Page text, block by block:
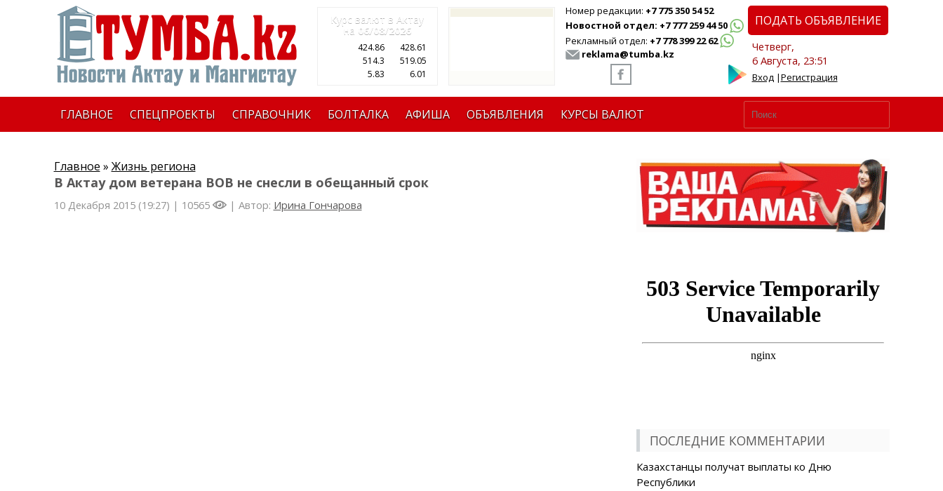
Курс валют в Актау
на 06/08/2026
424.86
428.61
514.3
519.05
5.83
6.01
Номер редакции: +7 775 350 54 52
Новостной отдел: +7 777 259 44 50
Рекламный отдел: +7 778 399 22 62
reklama@tumba.kz
ПОДАТЬ ОБЪЯВЛЕНИЕ
Четверг,
6 Августа, 23:51
Вход|Регистрация
ГЛАВНОЕ СПЕЦПРОЕКТЫ СПРАВОЧНИК БОЛТАЛКА АФИША ОБЪЯВЛЕНИЯ КУРСЫ ВАЛЮТ
Главное » Жизнь региона
В Актау дом ветерана ВОВ не снесли в обещанный срок
10 Декабря 2015 (19:27) | 10565 | Автор: Ирина Гончарова
ПОСЛЕДНИЕ КОММЕНТАРИИ
Казахстанцы получат выплаты ко Дню
Республики